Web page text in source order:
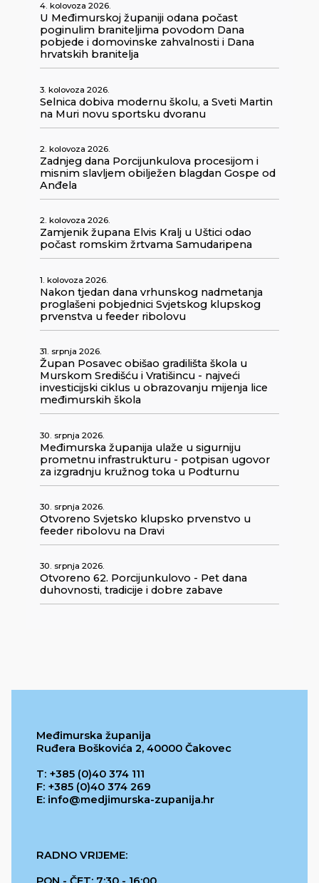
4. kolovoza 2026.
U Međimurskoj županiji odana počast
poginulim braniteljima povodom Dana
pobjede i domovinske zahvalnosti i Dana
hrvatskih branitelja
3. kolovoza 2026.
Selnica dobiva modernu školu, a Sveti Martin
na Muri novu sportsku dvoranu
2. kolovoza 2026.
Zadnjeg dana Porcijunkulova procesijom i
misnim slavljem obilježen blagdan Gospe od
Anđela
2. kolovoza 2026.
Zamjenik župana Elvis Kralj u Uštici odao
počast romskim žrtvama Samudaripena
1. kolovoza 2026.
Nakon tjedan dana vrhunskog nadmetanja
proglašeni pobjednici Svjetskog klupskog
prvenstva u feeder ribolovu
31. srpnja 2026.
Župan Posavec obišao gradilišta škola u
Murskom Središću i Vratišincu - najveći
investicijski ciklus u obrazovanju mijenja lice
međimurskih škola
30. srpnja 2026.
Međimurska županija ulaže u sigurniju
prometnu infrastrukturu - potpisan ugovor
za izgradnju kružnog toka u Podturnu
30. srpnja 2026.
Otvoreno Svjetsko klupsko prvenstvo u
feeder ribolovu na Dravi
30. srpnja 2026.
Otvoreno 62. Porcijunkulovo - Pet dana
duhovnosti, tradicije i dobre zabave
Međimurska županija
Ruđera Boškovića 2, 40000 Čakovec
T: +385 (0)40 374 111
F: +385 (0)40 374 269
E: info@medjimurska-zupanija.hr
RADNO VRIJEME: